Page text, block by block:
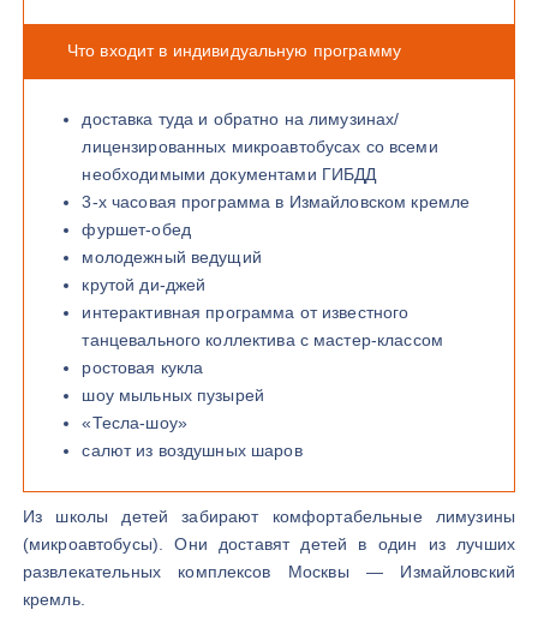
Что входит в индивидуальную программу
доставка туда и обратно на лимузинах/
лицензированных микроавтобусах со всеми
необходимыми документами ГИБДД
3-х часовая программа в Измайловском кремле
фуршет-обед
молодежный ведущий
крутой ди-джей
интерактивная программа от известного
танцевального коллектива с мастер-классом
ростовая кукла
шоу мыльных пузырей
«Тесла-шоу»
салют из воздушных шаров
Из школы детей забирают комфортабельные лимузины
(микроавтобусы). Они доставят детей в один из лучших
развлекательных комплексов Москвы — Измайловский
кремль.